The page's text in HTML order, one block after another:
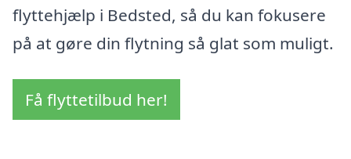
flyttehjælp i Bedsted, så du kan fokusere
på at gøre din flytning så glat som muligt.
Få flyttetilbud her!